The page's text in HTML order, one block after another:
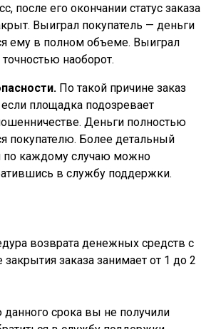
после его окончании статус заказа
Выиграл покупатель — деньги
ему в полном объеме. Выиграл
наоборот.
По такой причине заказ
площадка подозревает
Деньги полностью
покупателю. Более детальный
по каждому случаю можно
в службу поддержки.
возврата денежных средств с
закрытия заказа занимает от 1 до 2
данного срока вы не получили